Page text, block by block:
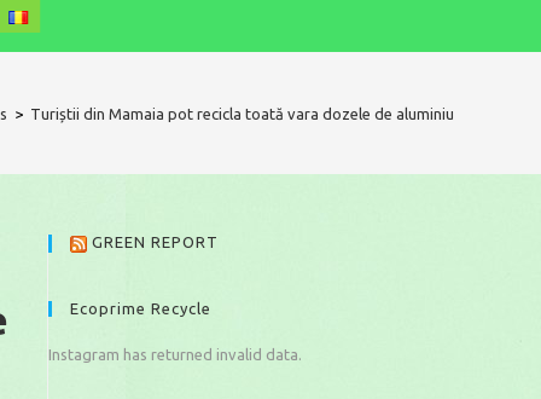
> Turiștii din Mamaia pot recicla toată vara dozele de aluminiu
GREEN REPORT
Ecoprime Recycle
Instagram has returned invalid data.